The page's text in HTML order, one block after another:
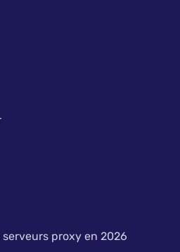
proxy en 2026